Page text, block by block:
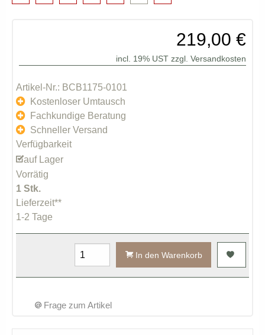
219,00 €
incl. 19% UST zzgl. Versandkosten
Artikel-Nr.: BCB1175-0101
Kostenloser Umtausch
Fachkundige Beratung
Schneller Versand
Verfügbarkeit
auf Lager
Vorrätig
1 Stk.
Lieferzeit**
1-2 Tage
In den Warenkorb
Frage zum Artikel